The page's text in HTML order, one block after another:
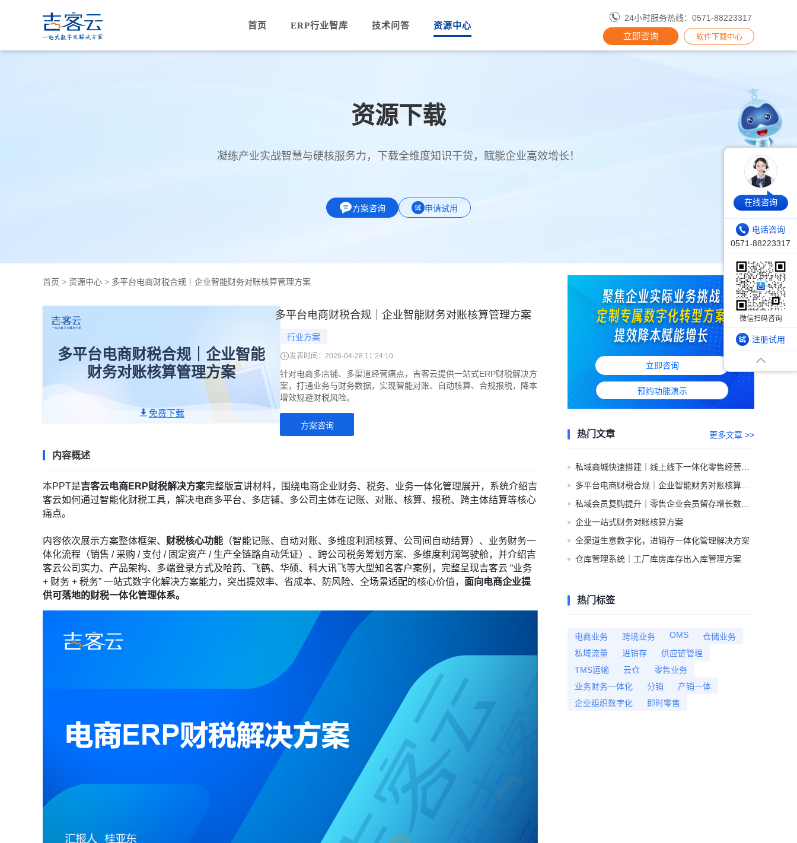
首页 ERP行业智库 技术问答 资源中心
24小时服务热线：0571-88223317
立即咨询 软件下载中心
在线咨询
电话咨询
注册试用
资源下载
凝练产业实战智慧与硬核服务力，下载全维度知识干货，赋能企业高效增长！
方案咨询 申请试用
首页 > 资源中心 > 多平台电商财税合规｜企业智能财务对账核算管理方案
多平台电商财税合规｜企业智能
财务对账核算管理方案
免费下载
多平台电商财税合规｜企业智能财务对账核算管理方案
行业方案
发表时间： 2026-04-28 11:24:10
针对电商多店铺、多渠道经营痛点，吉客云提供一站式ERP财税解决方
案，打通业务与财务数据，实现智能对账、自动核算、合规报税，降本
增效规避财税风险。
方案咨询
内容概述
本PPT是吉客云电商ERP财税解决方案完整版宣讲材料，围绕电商企业财务、税务、业务一体化管理展开，系统介绍吉
客云如何通过智能化财税工具，解决电商多平台、多店铺、多公司主体在记账、对账、核算、报税、跨主体结算等核心
痛点。
内容依次展示方案整体框架、 财税核心功能 （智能记账、自动对账、多维度利润核算、公司间自动结算）、业务财务一
体化流程（销售 / 采购 / 支付 / 固定资产 / 生产全链路自动凭证）、跨公司税务筹划方案、多维度利润驾驶舱，并介绍吉
客云公司实力、产品架构、多端登录方式及哈药、飞鹤、华硕、科大讯飞等大型知名客户案例，完整呈现吉客云 “业务
+ 财务 + 税务” 一站式数字化解决方案能力，突出提效率、省成本、防风险、全场景适配的核心价值， 面向电商企业提
供可落地的财税一体化管理体系。
立即咨询
预约功能演示
热门文章 更多文章 >>
企业一站式财务对账核算方案
全渠道生意数字化，进销存一体化管理解决方案
仓库管理系统｜工厂库房库存出入库管理方案
热门标签
电商业务 跨境业务 OMS
仓储业务
私域流量
进销存
供应链管理
TMS运输
云仓
零售业务
业务财务一体化
分销
产销一体
企业组织数字化
即时零售